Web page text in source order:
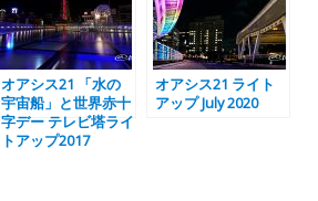
オアシス21 「水の
宇宙船」と世界赤十
字デー テレビ塔ライ
トアップ2017
オアシス21 ライト
アップ July 2020